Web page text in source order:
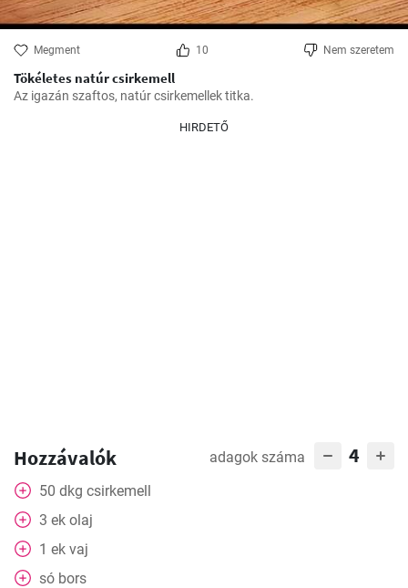
Megment 10 Nem szeretem
Tökéletes natúr csirkemell
Az igazán szaftos, natúr csirkemellek titka.
HIRDETŐ
Hozzávalók adagok száma 4
50 dkg csirkemell
3 ek olaj
1 ek vaj
só bors